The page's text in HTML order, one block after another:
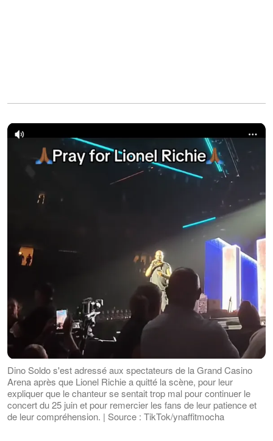
Dino Soldo s'est adressé aux spectateurs de la Grand Casino
Arena après que Lionel Richie a quitté la scène, pour leur
expliquer que le chanteur se sentait trop mal pour continuer le
concert du 25 juin et pour remercier les fans de leur patience et
de leur compréhension. | Source : TikTok/ynaffitmocha